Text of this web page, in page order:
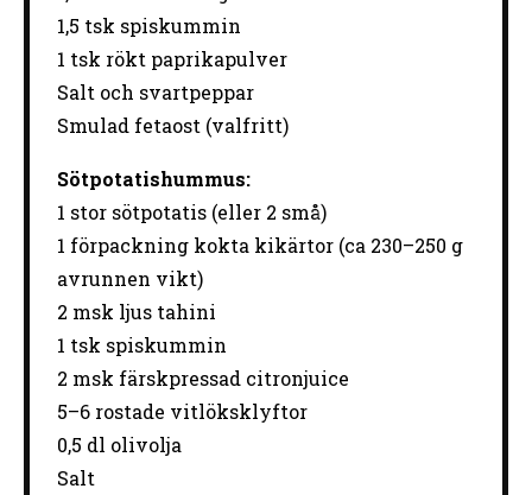
1,5 tsk spiskummin
1 tsk rökt paprikapulver
Salt och svartpeppar
Smulad fetaost (valfritt)
Sötpotatishummus:
1 stor sötpotatis (eller 2 små)
1 förpackning kokta kikärtor (ca 230–250 g
avrunnen vikt)
2 msk ljus tahini
1 tsk spiskummin
2 msk färskpressad citronjuice
5–6 rostade vitlöksklyftor
0,5 dl olivolja
Salt